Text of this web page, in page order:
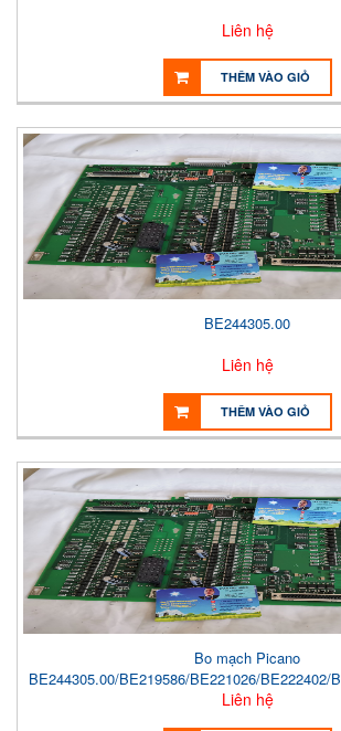
Liên hệ
THÊM VÀO GIỎ
BE244305.00
Liên hệ
THÊM VÀO GIỎ
Bo mạch Picano
BE244305.00/BE219586/BE221026/BE222402/
Liên hệ